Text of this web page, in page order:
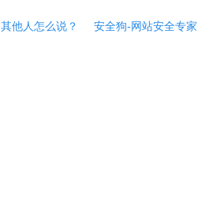
其他人怎么说？ 安全狗-网站安全专家